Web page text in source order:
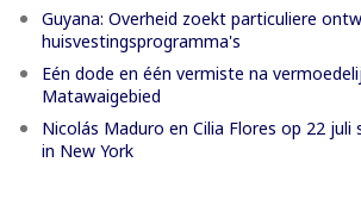
Guyana: Overheid zoekt particuliere
huisvestingsprogramma's
Eén dode en één vermiste na
Matawaigebied
Nicolás Maduro en Cilia Flores op 22
in New York